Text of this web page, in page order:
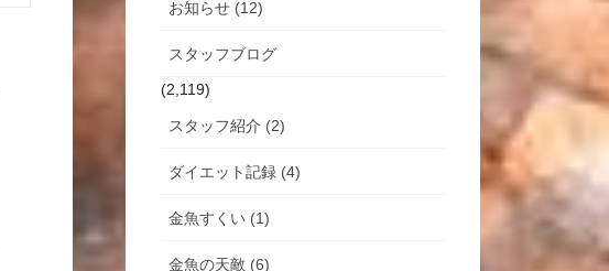
お知らせ (12)
スタッフブログ
(2,119)
スタッフ紹介 (2)
ダイエット記録 (4)
金魚すくい (1)
金魚の天敵 (6)